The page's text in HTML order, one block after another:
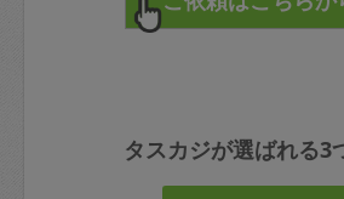
タスカジが選ばれる3